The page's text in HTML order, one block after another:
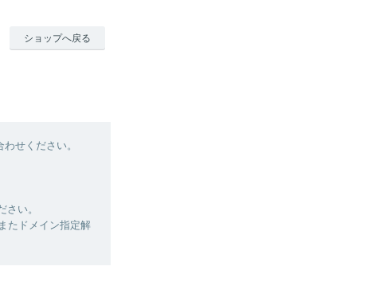
ショップへ戻る
せください。
い。
たドメイン指定解